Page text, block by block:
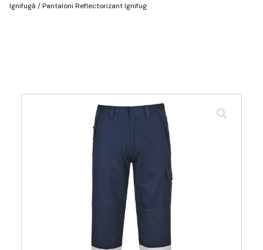
Ignifugă / Pantaloni Reflectorizant Ignifug